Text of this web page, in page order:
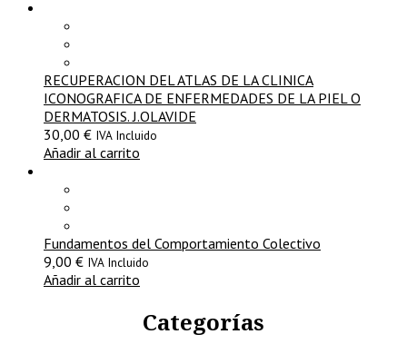
RECUPERACION DEL ATLAS DE LA CLINICA
ICONOGRAFICA DE ENFERMEDADES DE LA PIEL O
DERMATOSIS. J.OLAVIDE
30,00 € IVA Incluido
Añadir al carrito
Fundamentos del Comportamiento Colectivo
9,00 € IVA Incluido
Añadir al carrito
Categorías